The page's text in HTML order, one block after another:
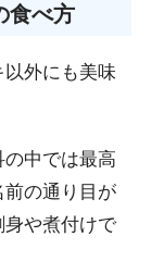
食べ方
外にも美味
の中では最高
の通り目が
や煮付けで